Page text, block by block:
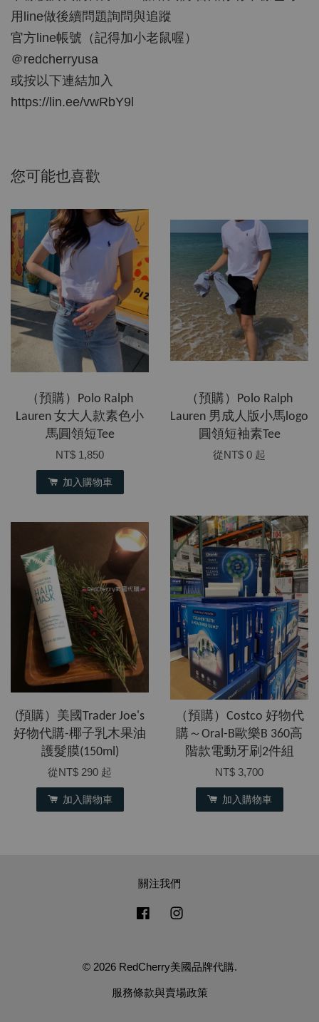
用line做後續問題詢問與追蹤
官方line帳號（記得加小老鼠喔）
＠redcherryusa
或按以下連結加入
https://lin.ee/vwRbY9l
您可能也喜歡
（預購）Polo Ralph
Lauren 女大人款素色小
馬圓領短Tee
NT$ 1,850
加入購物車
（預購）Polo Ralph
Lauren 男成人版小馬logo
圓領短袖素Tee
從NT$ 0 起
(預購）美國Trader Joe's
好物代購-椰子乳木果油
護髮膜(150ml)
從NT$ 290 起
加入購物車
（預購）Costco 好物代
購～Oral-B歐樂B 360高
階款電動牙刷2件組
NT$ 3,700
加入購物車
關注我們
Facebook
© 2026 RedCherry美國品牌代購.
服務條款與賣場政策